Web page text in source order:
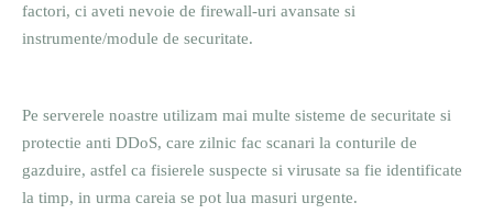
factori, ci aveti nevoie de firewall-uri avansate si
instrumente/module de securitate.
Pe serverele noastre utilizam mai multe sisteme de securitate si
protectie anti DDoS, care zilnic fac scanari la conturile de
gazduire, astfel ca fisierele suspecte si virusate sa fie identificate
la timp, in urma careia se pot lua masuri urgente.